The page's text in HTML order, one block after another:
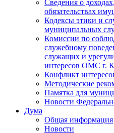
Сведения о
обязательствах
Кодексы этики и
муниципальных
Комиссии по
служебному
служащих и
интересов ОМС г.
Конфликт
Методические
Памятка для
Новости
Дума
Общая информация
Новости